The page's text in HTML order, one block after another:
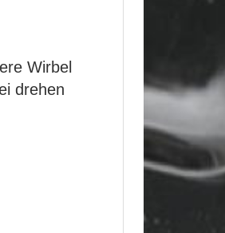
Wirbel
drehen